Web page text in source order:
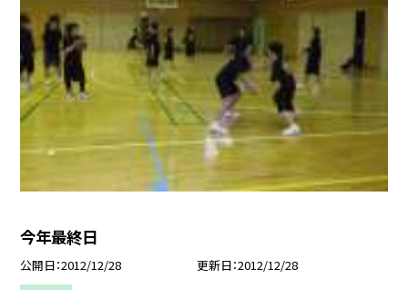
今年最終日
公開日 2012/12/28 更新日 2012/12/28